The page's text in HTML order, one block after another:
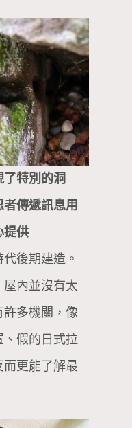
特別的洞
傳遞訊息用
提供
後期建造。
屋內並沒有太
許多機關，像
、假的日式拉
而更能了解最